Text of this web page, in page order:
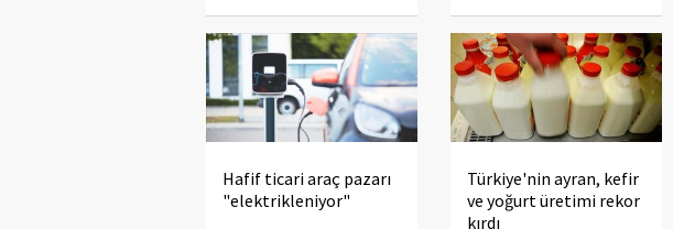
Hafif ticari araç pazarı
"elektrikleniyor"
Türkiye'nin ayran, kefir
ve yoğurt üretimi rekor
kırdı